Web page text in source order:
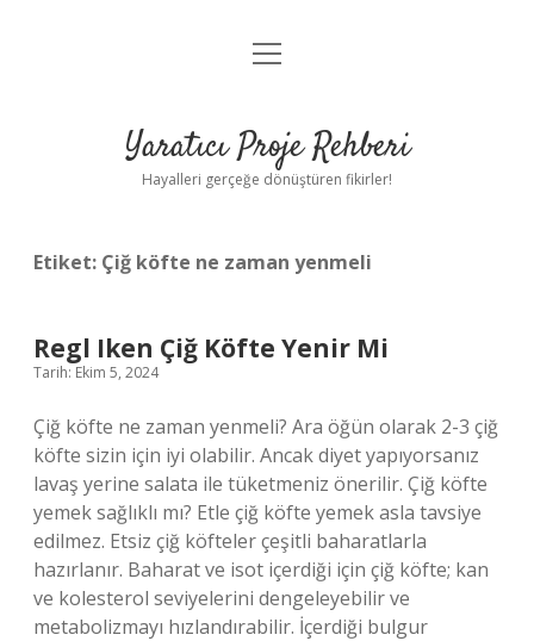
Anasayfa
Yasal Uyarı
menüyü
Yaratıcı Proje Rehberi
Hayalleri gerçeğe dönüştüren fikirler!
Etiket: Çiğ köfte ne zaman yenmeli
Regl Iken Çiğ Köfte Yenir Mi
Tarih: Ekim 5, 2024
Çiğ köfte ne zaman yenmeli? Ara öğün olarak 2-3 çiğ
köfte sizin için iyi olabilir. Ancak diyet yapıyorsanız
lavaş yerine salata ile tüketmeniz önerilir. Çiğ köfte
yemek sağlıklı mı? Etle çiğ köfte yemek asla tavsiye
edilmez. Etsiz çiğ köfteler çeşitli baharatlarla
hazırlanır. Baharat ve isot içerdiği için çiğ köfte; kan
ve kolesterol seviyelerini dengeleyebilir ve
metabolizmayı hızlandırabilir. İçerdiği bulgur